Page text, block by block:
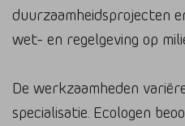
duurzaamheidsprojecten
wet- en regelgeving op
De werkzaamheden
specialisatie. Ecologen